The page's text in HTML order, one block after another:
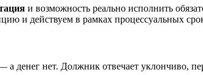
и возможность реально исполнить
и действуем в рамках процессуальных
нет. Должник отвечает уклончиво,